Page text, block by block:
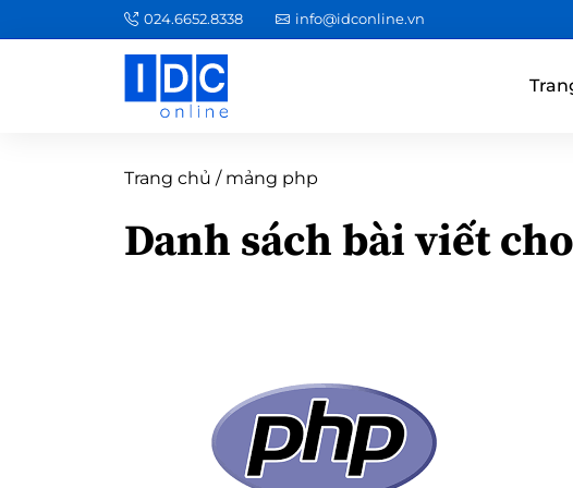
024.6652.8338 info@idconline.vn
Trang chủ / mảng php
Danh sách bài viết